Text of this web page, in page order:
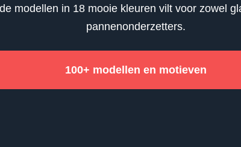
modellen in 18 mooie kleuren vilt voor zowel
pannenonderzetters.
100+ modellen en motieven